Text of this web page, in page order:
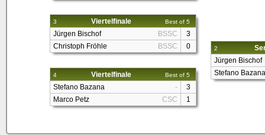
3 Viertelfinale Best of 5
Jürgen Bischof BSSC
3
Christoph Fröhle
BSSC 0
4 Viertelfinale Best of 5
Stefano Bazana -
3
Marco Petz
CSC 1
2
Jürgen Bischof
Stefano Bazana